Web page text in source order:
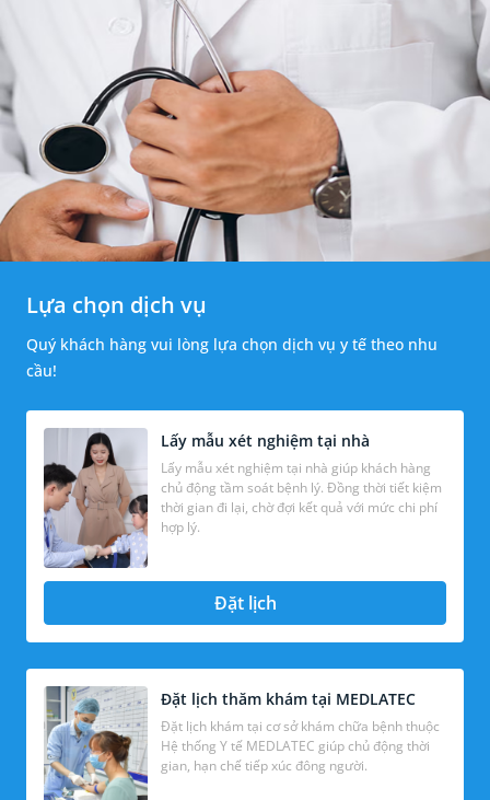
Lựa chọn dịch vụ
Quý khách hàng vui lòng lựa chọn dịch vụ y tế theo nhu
cầu!
Lấy mẫu xét nghiệm tại nhà
Lấy mẫu xét nghiệm tại nhà giúp khách hàng
chủ động tầm soát bệnh lý. Đồng thời tiết kiệm
thời gian đi lại, chờ đợi kết quả với mức chi phí
hợp lý.
Đặt lịch
Đặt lịch thăm khám tại MEDLATEC
Đặt lịch khám tại cơ sở khám chữa bệnh thuộc
Hệ thống Y tế MEDLATEC giúp chủ động thời
gian, hạn chế tiếp xúc đông người.